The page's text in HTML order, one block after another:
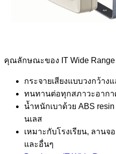
คุณลักษณะของ IT Wide Range
กระจายเสียงแบบวงกว้าง
ทนทานต่อทุกสภาวะอากา
น้ำหนักเบาด้วย ABS
นเลส
เหมาะกับโรงเรียน, ลาน
และอื่นๆ